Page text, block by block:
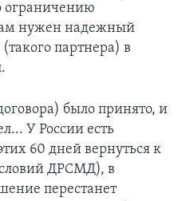
ограничению
нужен надежный
партнера) в
было принято, и
У России есть
60 дней вернуться к
ДРСМД), в
перестанет